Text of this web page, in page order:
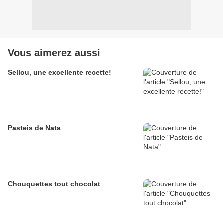
Vous aimerez aussi
Sellou, une excellente recette!
Pasteis de Nata
Chouquettes tout chocolat